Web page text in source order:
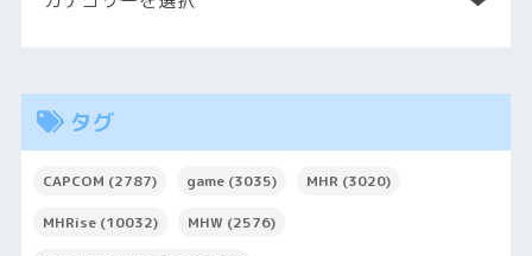
タグ
CAPCOM (2787) game(3035) MHR (3020)
MHRise(10032) MHW (2576)